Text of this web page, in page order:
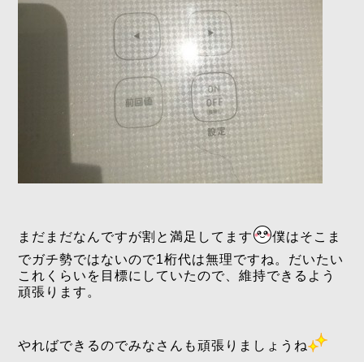
まだまだなんですが割と満足してます
僕はそこま
でガチ勢ではないので1桁代は無理ですね。だいたい
これくらいを目標にしていたので、維持できるよう
頑張ります。
やればできるのでみなさんも頑張りましょうね